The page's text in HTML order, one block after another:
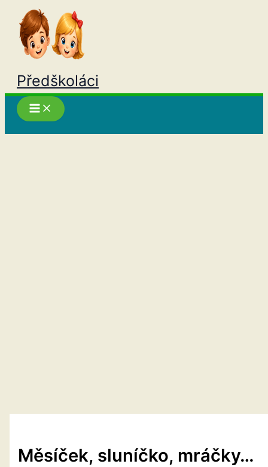
Přeskočit
obsah
Předškoláci
Měsíček, sluníčko, mráčky…